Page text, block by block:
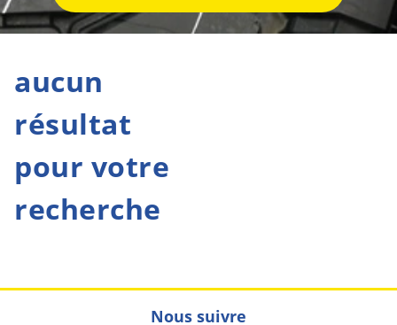
aucun
résultat
pour votre
recherche
Nous suivre